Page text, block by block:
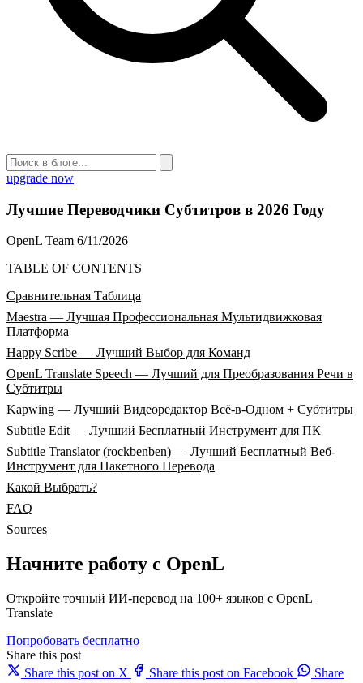
upgrade now
Лучшие Переводчики Субтитров в 2026 Году
OpenL Team 6/11/2026
TABLE OF CONTENTS
Сравнительная Таблица
Maestra — Лучшая Профессиональная Мультидвижковая
Платформа
Happy Scribe — Лучший Выбор для Команд
OpenL Translate Speech — Лучший для Преобразования Речи в
Субтитры
Kapwing — Лучший Видеоредактор Всё-в-Одном + Субтитры
Subtitle Edit — Лучший Бесплатный Инструмент для ПК
Subtitle Translator (rockbenben) — Лучший Бесплатный Веб-
Инструмент для Пакетного Перевода
Какой Выбрать?
FAQ
Sources
Начните работу с OpenL
Откройте точный ИИ-перевод на 100+ языков с OpenL
Translate
Попробовать бесплатно
Share this post
Share this post on X
Share this post on Facebook
Share